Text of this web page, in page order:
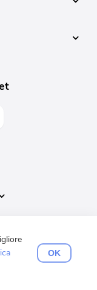
Español
日本語
riservati.
OK